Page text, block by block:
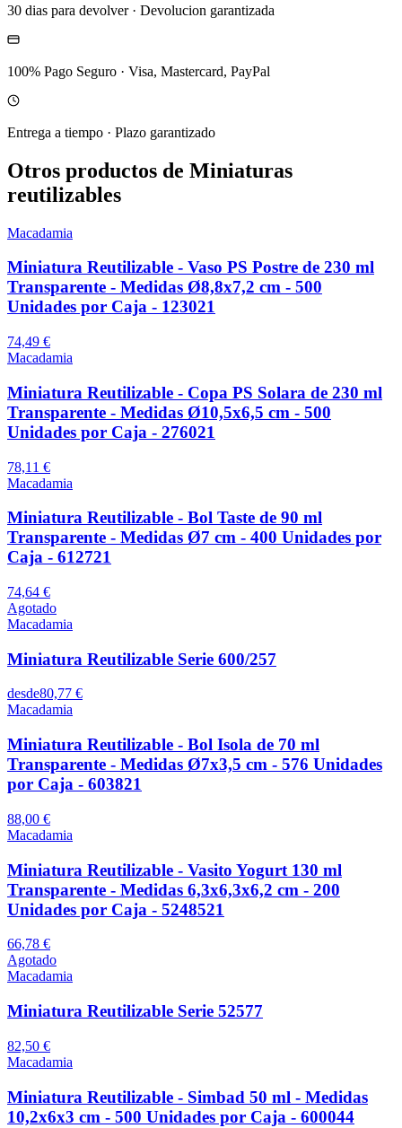
30 dias para devolver· Devolucion garantizada
100% Pago Seguro · Visa, Mastercard, PayPal
Entrega a tiempo · Plazo garantizado
Otros productos de Miniaturas
reutilizables
Macadamia
Miniatura Reutilizable - Vaso PS Postre de 230 ml
Transparente - Medidas Ø8,8x7,2 cm - 500
Unidades por Caja - 123021
74,49 €
Macadamia
Miniatura Reutilizable - Copa PS Solara de 230 ml
Transparente - Medidas Ø10,5x6,5 cm - 500
Unidades por Caja - 276021
78,11 €
Macadamia
Miniatura Reutilizable - Bol Taste de 90 ml
Transparente - Medidas Ø7 cm - 400 Unidades por
Caja - 612721
74,64 €
Agotado
Macadamia
Miniatura Reutilizable Serie 600/257
desde80,77 €
Macadamia
Miniatura Reutilizable - Bol Isola de 70 ml
Transparente - Medidas Ø7x3,5 cm - 576 Unidades
por Caja - 603821
88,00 €
Macadamia
Miniatura Reutilizable - Vasito Yogurt 130 ml
Transparente - Medidas 6,3x6,3x6,2 cm - 200
Unidades por Caja - 5248521
66,78 €
Agotado
Macadamia
Miniatura Reutilizable Serie 52577
82,50 €
Macadamia
Miniatura Reutilizable - Simbad 50 ml - Medidas
10,2x6x3 cm - 500 Unidades por Caja - 600044